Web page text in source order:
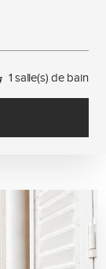
1 salle(s) de bain